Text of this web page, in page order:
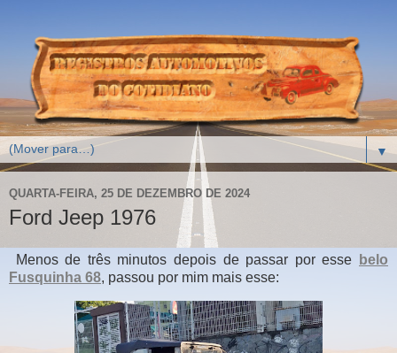
▼
QUARTA-FEIRA, 25 DE DEZEMBRO DE 2024
Ford Jeep 1976
Menos de três minutos depois de passar por esse
belo
Fusquinha 68, passou por mim mais esse: